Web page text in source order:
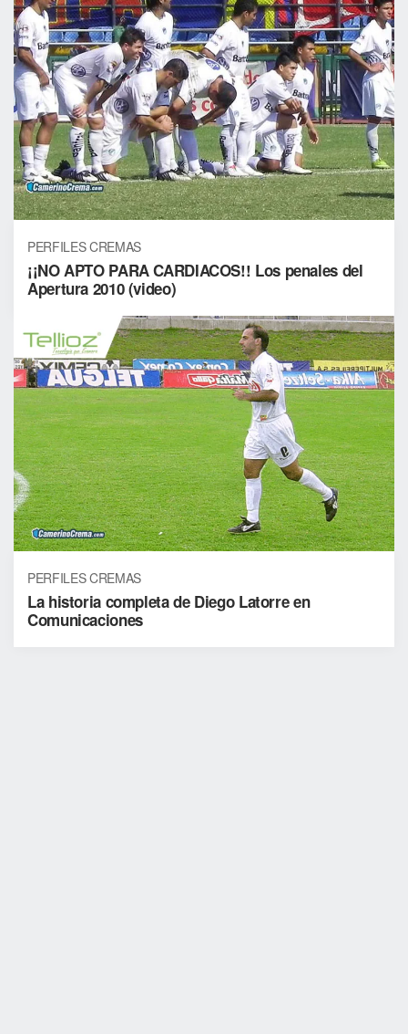
PERFILES CREMAS
¡¡NO APTO PARA CARDIACOS!! Los penales del
Apertura 2010 (video)
PERFILES CREMAS
La historia completa de Diego Latorre en
Comunicaciones